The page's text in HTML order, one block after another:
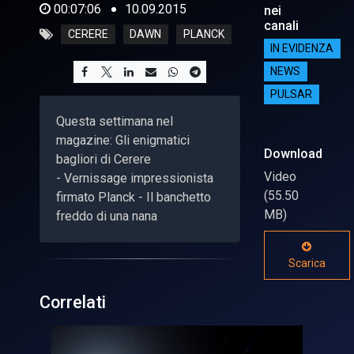
00:07:06 10.09.2015
CERERE DAWN PLANCK
Questa settimana nel
magazine: Gli enigmatici
bagliori di Cerere
- Vernissage impressionista
firmato Planck - Il banchetto
freddo di una nana
nei
canali
IN EVIDENZA
NEWS
PULSAR
Download
Video
(55.50
MB)
Scarica
Correlati